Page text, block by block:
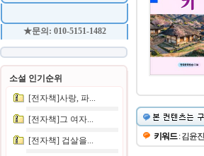
★문의: 010-5151-1482
소설 인기순위
[전자책]사랑, 파...
[전자책]그 여자...
[전자책] 겁살을... 키워드: 김윤진